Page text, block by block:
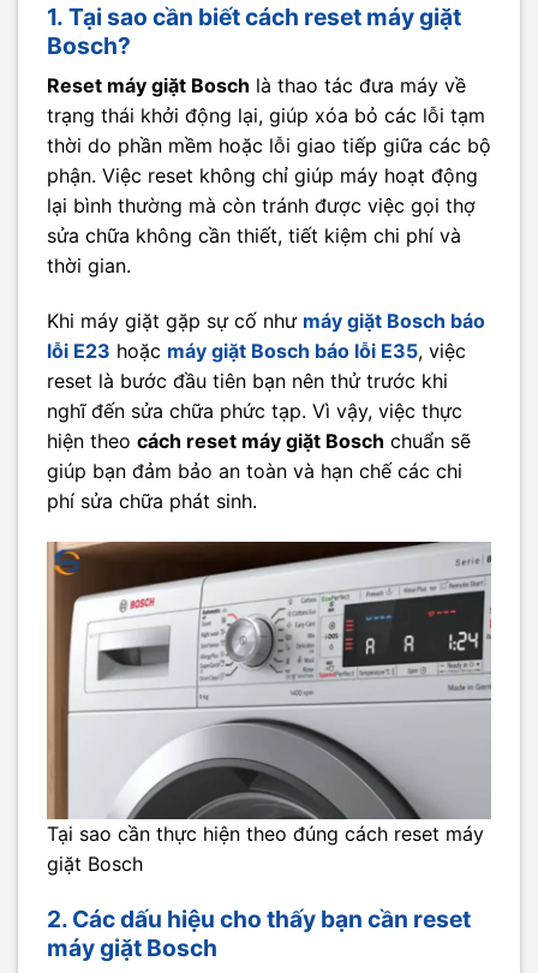
1. Tại sao cần biết cách reset máy giặt
Bosch?
Reset máy giặt Bosch là thao tác đưa máy về
trạng thái khởi động lại, giúp xóa bỏ các lỗi tạm
thời do phần mềm hoặc lỗi giao tiếp giữa các bộ
phận. Việc reset không chỉ giúp máy hoạt động
lại bình thường mà còn tránh được việc gọi thợ
sửa chữa không cần thiết, tiết kiệm chi phí và
thời gian.
Khi máy giặt gặp sự cố như máy giặt Bosch báo
lỗi E23 hoặc máy giặt Bosch báo lỗi E35, việc
reset là bước đầu tiên bạn nên thử trước khi
nghĩ đến sửa chữa phức tạp. Vì vậy, việc thực
hiện theo cách reset máy giặt Bosch chuẩn sẽ
giúp bạn đảm bảo an toàn và hạn chế các chi
phí sửa chữa phát sinh.
Tại sao cần thực hiện theo đúng cách reset máy
giặt Bosch
2. Các dấu hiệu cho thấy bạn cần reset
máy giặt Bosch